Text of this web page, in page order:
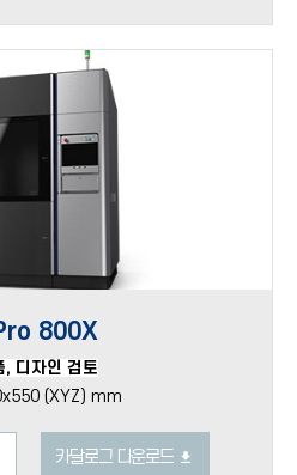
800X
, 디자인 검토
(XYZ) mm
카달로그 다운로드